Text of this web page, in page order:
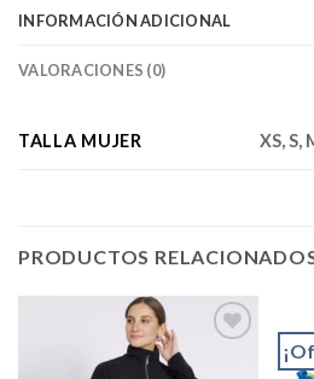
INFORMACIÓN ADICIONAL
VALORACIONES (0)
TALLA MUJER XS, S,
PRODUCTOS